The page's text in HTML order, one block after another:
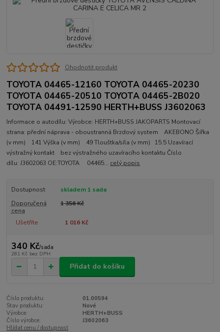
Ohodnotit produkt
TOYOTA 04465-12160 TOYOTA 04465-20230
TOYOTA 04465-20510 TOYOTA 04465-2B020
TOYOTA 04491-12590 HERTH+BUSS J3602063
Informace o autodílu: Výrobce: HERTH+BUSS JAKOPARTS Montovací
strana: přední náprava - oboustranná Brzdový system AKEBONO Šířka
(v mm) 141 Výška (v mm) 49 Tlouštka/síla (v mm) 15.5 Uzavírací
výstražný kontakt bez výstražného uzavíracího kontaktu Číslo
dílu: J3602063 OE:TOYOTA 04465... celý popis
Dostupnost
skladem 1 sada
Doporučená
cena
1 356 Kč
Ušetříte 1 016 Kč
340 Kč/sada
281 Kč bez DPH
Přidat do košíku
Číslo produktu:
01.00594
Stav produktu:
Nové
Výrobce:
HERTH+BUSS
Číslo výrobce:
J3602063
Hlídat cenu / dostupnost